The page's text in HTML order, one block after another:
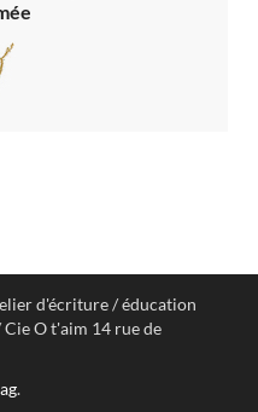
d'écriture / éducation
O t'aim 14 rue de
.